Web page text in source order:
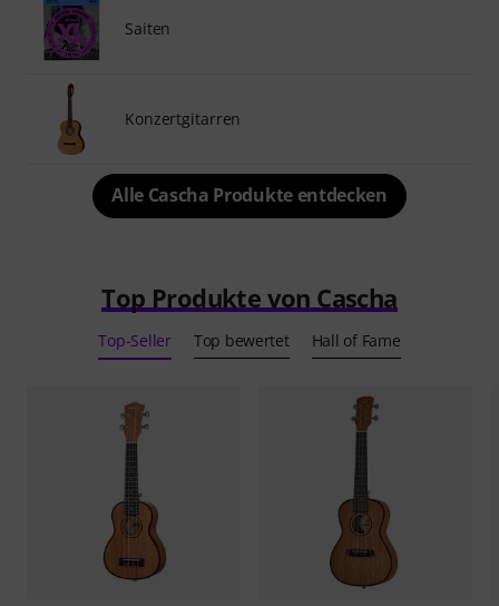
Saiten
Konzertgitarren
Alle Cascha Produkte entdecken
Top Produkte von Cascha
Top-Seller Top bewertet Hall of Fame